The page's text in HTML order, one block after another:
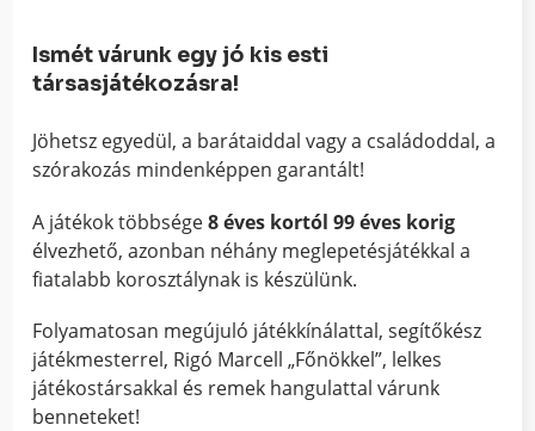
Ismét várunk egy jó kis esti
társasjátékozásra!
Jöhetsz egyedül, a barátaiddal vagy a családoddal, a
szórakozás mindenképpen garantált!
A játékok többsége8 éves kortól 99 éves korig
élvezhető, azonban néhány meglepetésjátékkal a
fiatalabb korosztálynak is készülünk.
Folyamatosan megújuló játékkínálattal, segítőkész
játékmesterrel, Rigó Marcell „Főnökkel”, lelkes
játékostársakkal és remek hangulattal várunk
benneteket!